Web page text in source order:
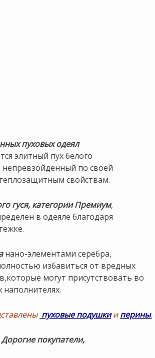
пуховых одеял
элитный пух белого
непревзойденный по своей
свойствам.
гуся, категории Премиум,
в одеяле благодаря
нано-элементами серебра,
избавиться от вредных
могут присутствовать во
наполнителях.
пуховые подушкииперины.
Дорогие покупатели,